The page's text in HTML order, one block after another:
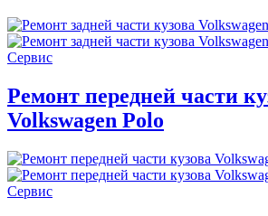
Ремонт передней части
Volkswagen Polo